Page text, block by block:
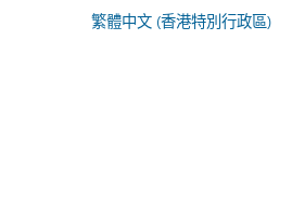
繁體中文 (香港特別行政區)